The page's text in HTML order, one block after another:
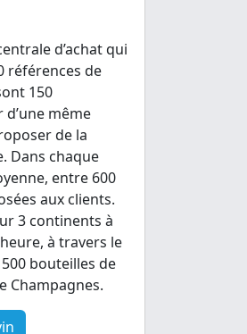
d’achat qui
références de
150
même
de la
Dans chaque
entre 600
aux clients.
3 continents à
à travers le
bouteilles de
Champagnes.